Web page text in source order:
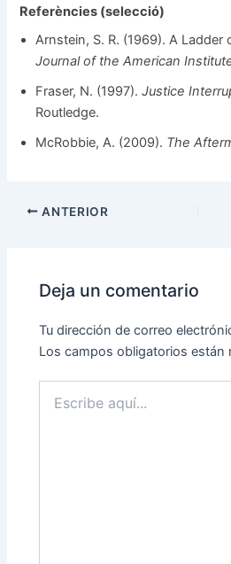
Referències (selecció)
Arnstein, S. R. (1969). A Ladder
Journal of the American
Fraser, N. (1997).Justice
Routledge.
McRobbie, A. (2009). The
ANTERIOR
Deja un comentario
Tu dirección de correo
Los campos obligatorios están
aquí...